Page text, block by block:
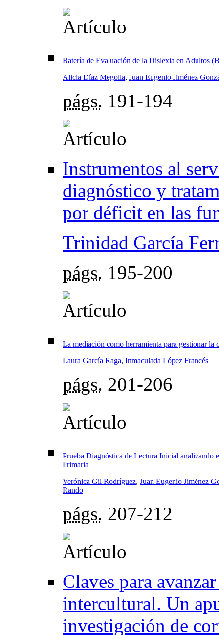
Batería de Evaluación de la Dislexia en Adultos
Alicia Díaz Megolla, Juan Eugenio Jiménez
págs. 191-194
Instrumentos al
diagnóstico y
por déficit en las
Trinidad García
págs. 195-200
La mediación como herramienta para gestionar
Laura García Raga, Inmaculada López Francés
págs. 201-206
Prueba Diagnóstica de Lectura Inicial analizando
Primaria
Verónica Gil Rodríguez, Juan Eugenio Jiménez
Rando
págs. 207-212
Claves para
intercultural. Un
investigación de